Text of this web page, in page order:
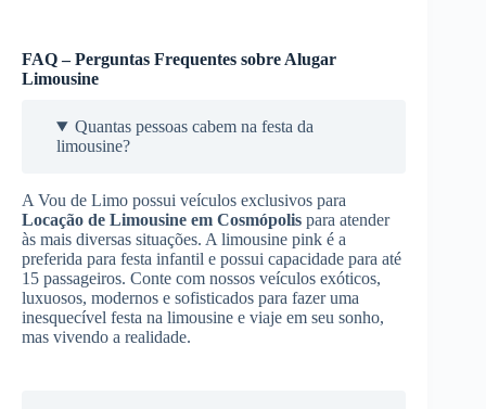
FAQ – Perguntas Frequentes sobre Alugar
Limousine
Quantas pessoas cabem na festa da
limousine?
A Vou de Limo possui veículos exclusivos para
Locação de Limousine em Cosmópolis para atender
às mais diversas situações. A limousine pink é a
preferida para festa infantil e possui capacidade para até
15 passageiros. Conte com nossos veículos exóticos,
luxuosos, modernos e sofisticados para fazer uma
inesquecível festa na limousine e viaje em seu sonho,
mas vivendo a realidade.